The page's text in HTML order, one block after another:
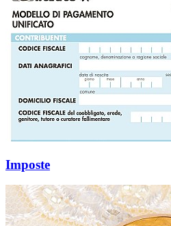
Imposte